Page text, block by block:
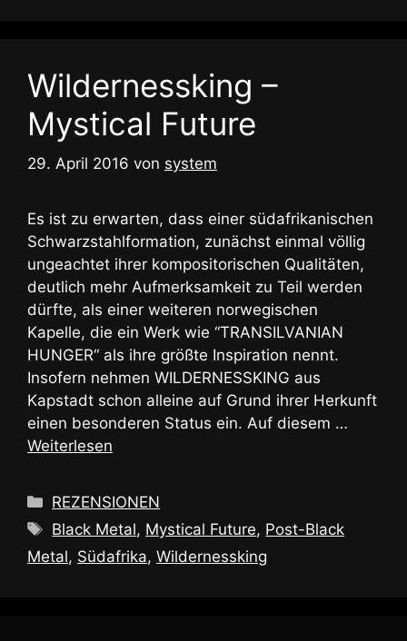
Wildernessking –
Mystical Future
29. April 2016 von system
Es ist zu erwarten, dass einer südafrikanischen
Schwarzstahlformation, zunächst einmal völlig
ungeachtet ihrer kompositorischen Qualitäten,
deutlich mehr Aufmerksamkeit zu Teil werden
dürfte, als einer weiteren norwegischen
Kapelle, die ein Werk wie “TRANSILVANIAN
HUNGER“ als ihre größte Inspiration nennt.
Insofern nehmen WILDERNESSKING aus
Kapstadt schon alleine auf Grund ihrer Herkunft
einen besonderen Status ein. Auf diesem …
Weiterlesen
Kategorien
REZENSIONEN
Schlagwörter
Black Metal, Mystical Future, Post-Black
Metal, Südafrika, Wildernessking